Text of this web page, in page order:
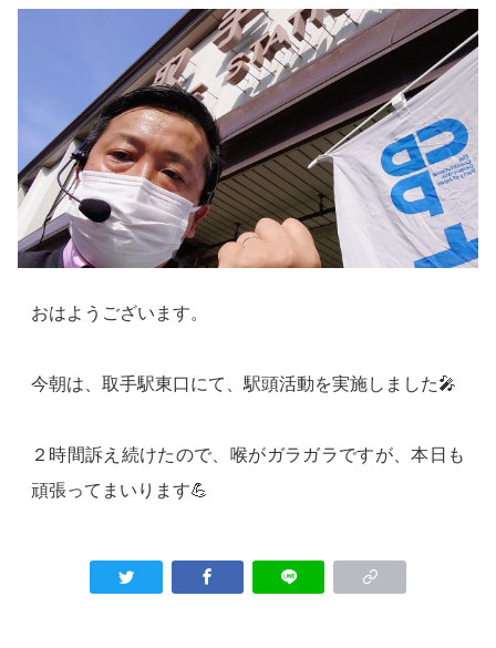
おはようございます。
今朝は、取手駅東口にて、駅頭活動を実施しました🎤
２時間訴え続けたので、喉がガラガラですが、本日も
頑張ってまいります💪